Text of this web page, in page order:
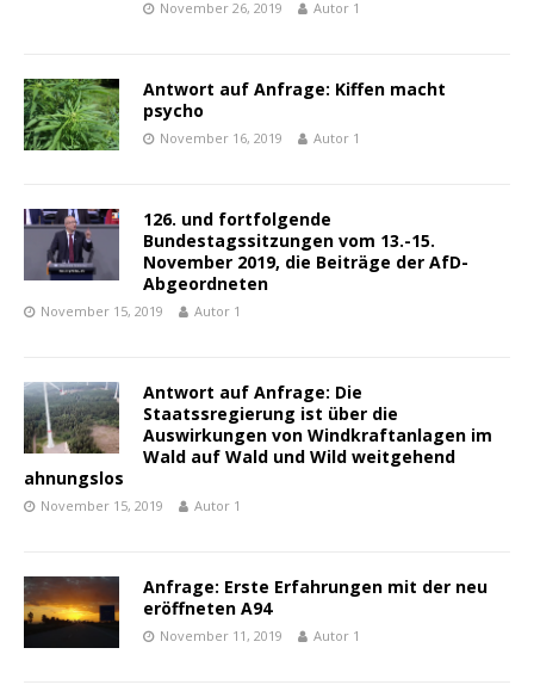
November 26, 2019 Autor 1
Antwort auf Anfrage: Kiffen macht
psycho
November 16, 2019 Autor 1
126. und fortfolgende
Bundestagssitzungen vom 13.-15.
November 2019, die Beiträge der AfD-
Abgeordneten
November 15, 2019 Autor 1
Antwort auf Anfrage: Die
Staatssregierung ist über die
Auswirkungen von Windkraftanlagen im
Wald auf Wald und Wild weitgehend
ahnungslos
November 15, 2019 Autor 1
Anfrage: Erste Erfahrungen mit der neu
eröffneten A94
November 11, 2019 Autor 1